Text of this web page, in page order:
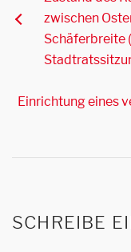
zwischen
Schäferbreite
Einrichtung eines
SCHREIBE